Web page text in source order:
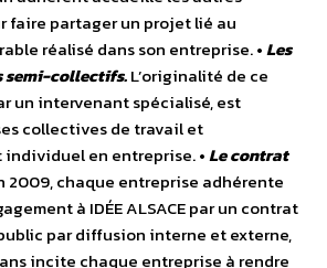
faire partager un projet lié au
réalisé dans son entreprise. •Les
semi-collectifs.L’originalité de ce
un intervenant spécialisé, est
collectives de travail et
individuel en entreprise. •Le contrat
2009, chaque entreprise adhérente
à IDÉE ALSACE par un contrat
par diffusion interne et externe,
incite chaque entreprise à rendre